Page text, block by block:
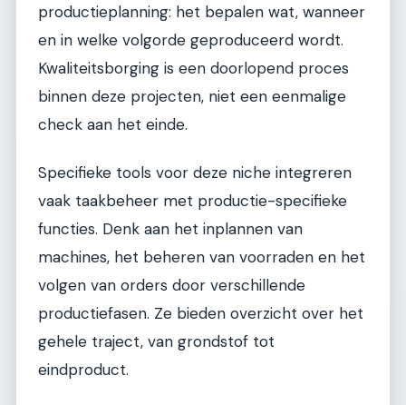
productieplanning: het bepalen wat, wanneer
en in welke volgorde geproduceerd wordt.
Kwaliteitsborging is een doorlopend proces
binnen deze projecten, niet een eenmalige
check aan het einde.
Specifieke tools voor deze niche integreren
vaak taakbeheer met productie-specifieke
functies. Denk aan het inplannen van
machines, het beheren van voorraden en het
volgen van orders door verschillende
productiefasen. Ze bieden overzicht over het
gehele traject, van grondstof tot
eindproduct.